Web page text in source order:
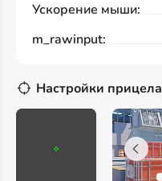
Ускорение мыши:
m_rawinput:
Настройки прицела